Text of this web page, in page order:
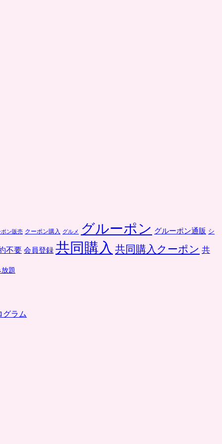
ポン販売 クーポン購入 グルメ グルーポン グルーポン通販 シ
不要 会員登録 共同購入 共同購入クーポン 共
題
グラム